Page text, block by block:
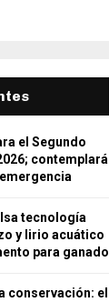
el Segundo
contemplará
tecnología
y lirio acuático
para ganado
conservación: el